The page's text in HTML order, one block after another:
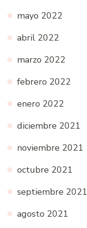
mayo 2022
abril 2022
marzo 2022
febrero 2022
enero 2022
diciembre 2021
noviembre 2021
octubre 2021
septiembre 2021
agosto 2021